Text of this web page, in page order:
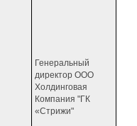
Генеральный
директор ООО
Холдинговая
Компания "ГК
«Стрижи"